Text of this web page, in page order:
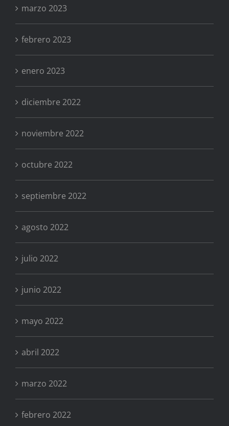
marzo 2023
febrero 2023
enero 2023
diciembre 2022
noviembre 2022
octubre 2022
septiembre 2022
agosto 2022
julio 2022
junio 2022
mayo 2022
abril 2022
marzo 2022
febrero 2022